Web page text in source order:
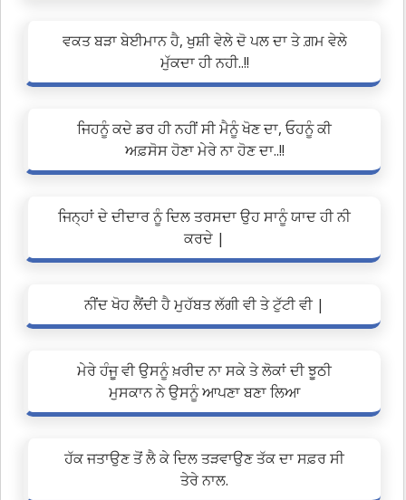
ਵਕਤ ਬੜਾ ਬੇਈਮਾਨ ਹੈ, ਖੁਸ਼ੀ ਵੇਲੇ ਦੋ ਪਲ ਦਾ ਤੇ ਗ਼ਮ ਵੇਲੇ
ਮੁੱਕਦਾ ਹੀ ਨਹੀ..!!
ਜਿਹਨੂੰ ਕਦੇ ਡਰ ਹੀ ਨਹੀਂ ਸੀ ਮੈਨੂੰ ਖੋਣ ਦਾ, ਓਹਨੂੰ ਕੀ
ਅਫ਼ਸੋਸ ਹੋਣਾ ਮੇਰੇ ਨਾ ਹੋਣ ਦਾ..!!
ਜਿਨ੍ਹਾਂ ਦੇ ਦੀਦਾਰ ਨੂੰ ਦਿਲ ਤਰਸਦਾ ਉਹ ਸਾਨੂੰ ਯਾਦ ਹੀ ਨੀ
ਕਰਦੇ |
ਨੀਂਦ ਖੋਹ ਲੈਂਦੀ ਹੈ ਮੁਹੱਬਤ ਲੱਗੀ ਵੀ ਤੇ ਟੁੱਟੀ ਵੀ |
ਮੇਰੇ ਹੰਜੂ ਵੀ ਉਸਨੂੰ ਖ਼ਰੀਦ ਨਾ ਸਕੇ ਤੇ ਲੋਕਾਂ ਦੀ ਝੂਠੀ
ਮੁਸਕਾਨ ਨੇ ਉਸਨੂੰ ਆਪਣਾ ਬਣਾ ਲਿਆ
ਹੱਕ ਜਤਾਉਣ ਤੋਂ ਲੈ ਕੇ ਦਿਲ ਤੜਵਾਉਣ ਤੱਕ ਦਾ ਸਫ਼ਰ ਸੀ
ਤੇਰੇ ਨਾਲ.